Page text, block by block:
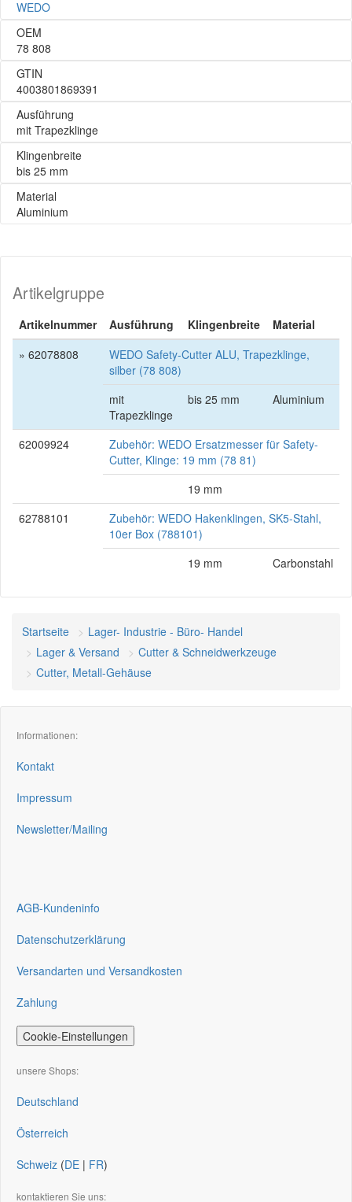
WEDO
OEM
78 808
GTIN
4003801869391
Ausführung
mit Trapezklinge
Klingenbreite
bis 25 mm
Material
Aluminium
Artikelgruppe
Artikelnummer Ausführung Klingenbreite
Material
» 62078808
WEDO Safety-Cutter ALU, Trapezklinge,
silber (78 808)
mit
Trapezklinge
bis 25 mm Aluminium
62009924
Zubehör: WEDO Ersatzmesser für Safety-
Cutter, Klinge: 19 mm (78 81)
19 mm
62788101
Zubehör: WEDO Hakenklingen, SK5-Stahl,
10er Box (788101)
19 mm
Carbonstahl
Startseite
Lager- Industrie - Büro- Handel
Lager & Versand
Cutter & Schneidwerkzeuge
Cutter, Metall-Gehäuse
Informationen:
Kontakt
Impressum
Newsletter/Mailing
AGB-Kundeninfo
Datenschutzerklärung
Versandarten und Versandkosten
Zahlung
Cookie-Einstellungen
unsere Shops:
Deutschland
Österreich
Schweiz (DE | FR)
kontaktieren Sie uns: